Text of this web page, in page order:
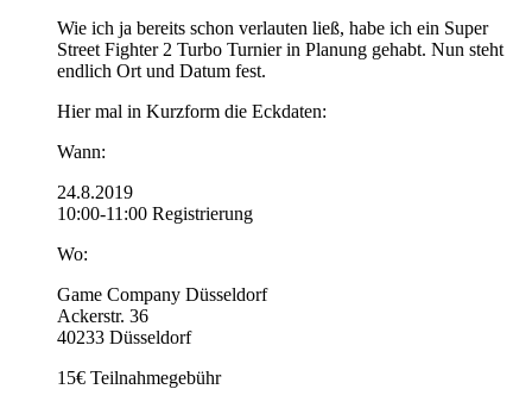
Wie ich ja bereits schon verlauten ließ, habe ich ein Super
Street Fighter 2 Turbo Turnier in Planung gehabt. Nun steht
endlich Ort und Datum fest.
Hier mal in Kurzform die Eckdaten:
Wann:
24.8.2019
10:00-11:00 Registrierung
Wo:
Game Company Düsseldorf
Ackerstr. 36
40233 Düsseldorf
15€ Teilnahmegebühr